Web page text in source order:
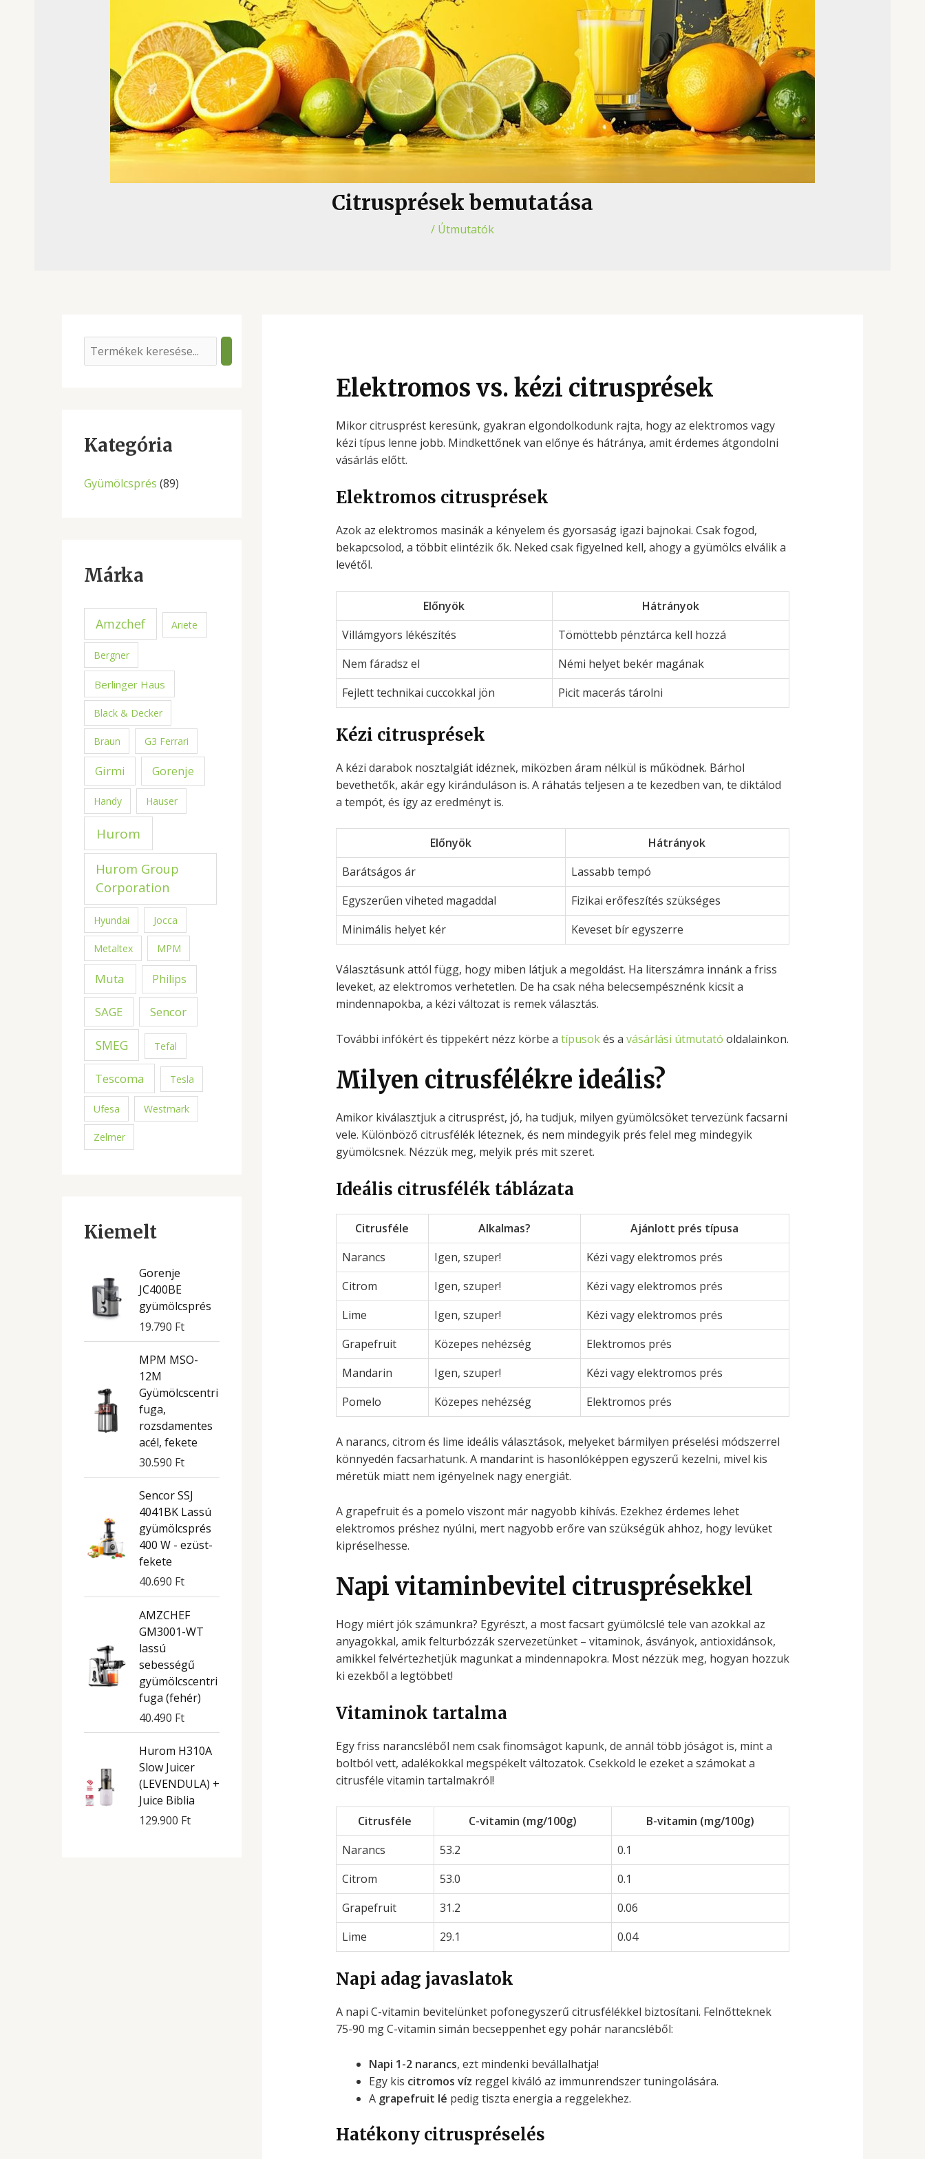
Citrusprések bemutatása
/ Útmutatók
e
c
Kategória
Gyümölcsprés (89)
Márka
Amzchef Ariete
Bergner
Berlinger Haus
Black & Decker
Braun G3 Ferrari
Girmi Gorenje
Handy Hauser
Hurom
Hurom Group
Corporation
Hyundai Jocca
Metaltex MPM
Muta Philips
SAGE Sencor
SMEG Tefal
Tescoma Tesla
Ufesa Westmark
Zelmer
Kiemelt
Gorenje
JC400BE
gyümölcsprés
19.790 Ft
MPM MSO-
12M
Gyümölcscentri
fuga,
rozsdamentes
acél, fekete
30.590 Ft
Sencor SSJ
4041BK Lassú
gyümölcsprés
400 W - ezüst-
fekete
40.690 Ft
AMZCHEF
GM3001-WT
lassú
sebességű
gyümölcscentri
fuga (fehér)
40.490 Ft
Hurom H310A
Slow Juicer
(LEVENDULA) +
Juice Biblia
129.900 Ft
Elektromos vs. kézi citrusprések
Mikor citrusprést keresünk, gyakran elgondolkodunk rajta, hogy az elektromos vagy
kézi típus lenne jobb. Mindkettőnek van előnye és hátránya, amit érdemes átgondolni
vásárlás előtt.
Elektromos citrusprések
Azok az elektromos masinák a kényelem és gyorsaság igazi bajnokai. Csak fogod,
bekapcsolod, a többit elintézik ők. Neked csak figyelned kell, ahogy a gyümölcs elválik a
levétől.
Előnyök
Hátrányok
Villámgyors lékészítés
Tömöttebb pénztárca kell hozzá
Nem fáradsz el
Némi helyet bekér magának
Fejlett technikai cuccokkal jön
Picit macerás tárolni
Kézi citrusprések
A kézi darabok nosztalgiát idéznek, miközben áram nélkül is működnek. Bárhol
bevethetők, akár egy kiránduláson is. A ráhatás teljesen a te kezedben van, te diktálod
a tempót, és így az eredményt is.
Előnyök
Hátrányok
Barátságos ár
Lassabb tempó
Egyszerűen viheted magaddal
Fizikai erőfeszítés szükséges
Minimális helyet kér
Keveset bír egyszerre
Választásunk attól függ, hogy miben látjuk a megoldást. Ha literszámra innánk a friss
leveket, az elektromos verhetetlen. De ha csak néha belecsempésznénk kicsit a
mindennapokba, a kézi változat is remek választás.
További infókért és tippekért nézz körbe a típusokés a vásárlási útmutató oldalainkon.
Milyen citrusfélékre ideális?
Amikor kiválasztjuk a citrusprést, jó, ha tudjuk, milyen gyümölcsöket tervezünk facsarni
vele. Különböző citrusfélék léteznek, és nem mindegyik prés felel meg mindegyik
gyümölcsnek. Nézzük meg, melyik prés mit szeret.
Ideális citrusfélék táblázata
Citrusféle Alkalmas?
Ajánlott prés típusa
Narancs
Igen, szuper!
Kézi vagy elektromos prés
Citrom
Igen, szuper!
Kézi vagy elektromos prés
Lime
Igen, szuper!
Kézi vagy elektromos prés
Grapefruit
Közepes nehézség
Elektromos prés
Mandarin
Igen, szuper!
Kézi vagy elektromos prés
Pomelo
Közepes nehézség Elektromos prés
A narancs, citrom és lime ideális választások, melyeket bármilyen préselési módszerrel
könnyedén facsarhatunk. A mandarint is hasonlóképpen egyszerű kezelni, mivel kis
méretük miatt nem igényelnek nagy energiát.
A grapefruit és a pomelo viszont már nagyobb kihívás. Ezekhez érdemes lehet
elektromos préshez nyúlni, mert nagyobb erőre van szükségük ahhoz, hogy levüket
kipréselhesse.
Napi vitaminbevitel citrusprésekkel
Hogy miért jók számunkra? Egyrészt, a most facsart gyümölcslé tele van azokkal az
anyagokkal, amik felturbózzák szervezetünket – vitaminok, ásványok, antioxidánsok,
amikkel felvértezhetjük magunkat a mindennapokra. Most nézzük meg, hogyan hozzuk
ki ezekből a legtöbbet!
Vitaminok tartalma
Egy friss narancsléből nem csak finomságot kapunk, de annál több jóságot is, mint a
boltból vett, adalékokkal megspékelt változatok. Csekkold le ezeket a számokat a
citrusféle vitamin tartalmakról!
Citrusféle C-vitamin (mg/100g)
B-vitamin (mg/100g)
Narancs
53.2
0.1
Citrom
53.0
0.1
Grapefruit
31.2
0.06
Lime
29.1 0.04
Napi adag javaslatok
A napi C-vitamin bevitelünket pofonegyszerű citrusfélékkel biztosítani. Felnőtteknek
75-90 mg C-vitamin simán becseppenhet egy pohár narancsléből:
Napi 1-2 narancs, ezt mindenki bevállalhatja!
Egy kis citromos víz reggel kiváló az immunrendszer tuningolására.
A grapefruit lé pedig tiszta energia a reggelekhez.
Hatékony citruspréselés